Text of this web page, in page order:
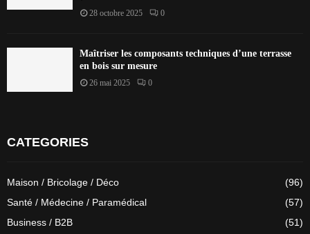
28 octobre 2025 0
Maîtriser les composants techniques d’une terrasse
en bois sur mesure
26 mai 2025 0
CATEGORIES
Maison / Bricolage / Déco
(96)
Santé / Médecine / Paramédical
(57)
Business / B2B
(51)